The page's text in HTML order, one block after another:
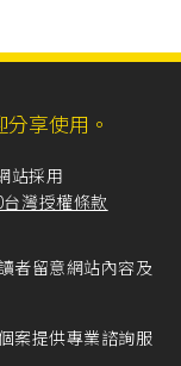
享使用。
站採用
灣授權條款
者留意網站內容及
案提供專業諮詢服